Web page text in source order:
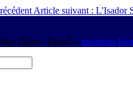
Article suivant : L'Isador
Djinn - Djinn7 - mentions